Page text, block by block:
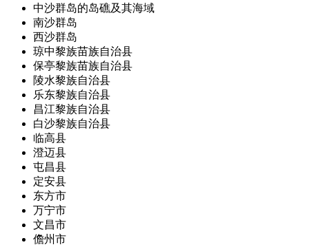
中沙群岛的岛礁及其海域
南沙群岛
西沙群岛
琼中黎族苗族自治县
保亭黎族苗族自治县
陵水黎族自治县
乐东黎族自治县
昌江黎族自治县
白沙黎族自治县
临高县
澄迈县
屯昌县
定安县
东方市
万宁市
文昌市
儋州市